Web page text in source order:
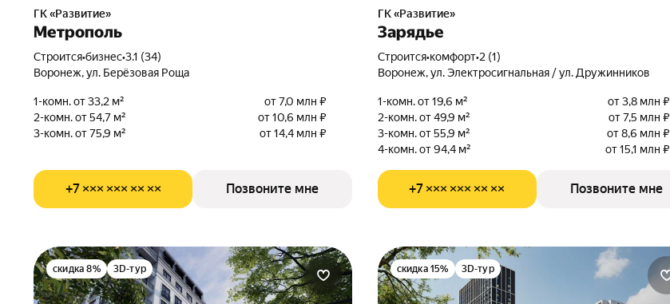
ГК «Развитие»
Метрополь
Строится•бизнес•3.1 (34)
Воронеж, ул. Берёзовая Роща
1-комн. от 33,2 м²
от 7,0 млн ₽
2-комн. от 54,7 м²
от 10,6 млн ₽
3-комн. от 75,9 м²
от 14,4 млн ₽
+7 ××× ××× ×× ×× Позвоните мне
ГК «Развитие»
Зарядье
Строится•комфорт•2 (1)
Воронеж, ул. Электросигнальная / ул. Дружинников
1-комн. от 19,6 м²
от 3,8 млн ₽
2-комн. от 49,9 м²
от 7,5 млн ₽
3-комн. от 55,9 м²
от 8,6 млн ₽
4-комн. от 94,4 м²
от 15,1 млн ₽
+7 ××× ××× ×× ×× Позвоните мне
скидка 8% 3D-тур скидка 15% 3D-тур